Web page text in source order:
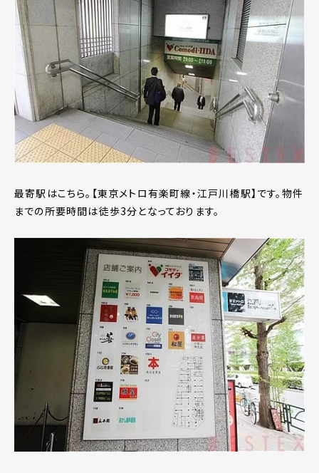
最寄駅はこちら。【東京メトロ有楽町線・江戸川橋駅】です。物件
までの所要時間は徒歩3分となっております。